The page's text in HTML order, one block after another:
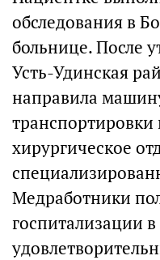
обследования в
больнице. После
Усть-Удинская
направила
транспортировки
хирургическое
Медработники
госпитализации в